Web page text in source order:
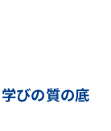
びの質の底